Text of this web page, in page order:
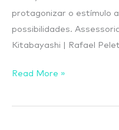
protagonizar o estímulo
possibilidades.
Kitabayashi | Rafael
Read More »